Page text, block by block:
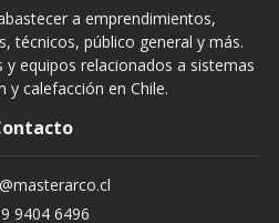
a emprendimientos,
técnicos, público general y más.
equipos relacionados a sistemas
y calefacción en Chile.
9404 6496